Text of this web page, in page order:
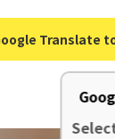
Translate